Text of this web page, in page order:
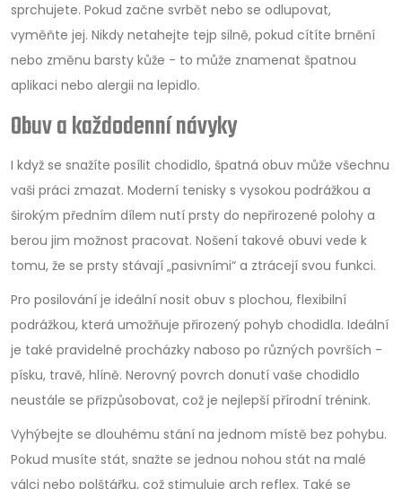
sprchujete. Pokud začne svrbět nebo se odlupovat,
vyměňte jej. Nikdy netahejte tejp silně, pokud cítíte brnění
nebo změnu barsty kůže - to může znamenat špatnou
aplikaci nebo alergii na lepidlo.
Obuv a každodenní návyky
I když se snažíte posílit chodidlo, špatná obuv může všechnu
vaši práci zmazat. Moderní tenisky s vysokou podrážkou a
širokým předním dílem nutí prsty do nepřirozené polohy a
berou jim možnost pracovat. Nošení takové obuvi vede k
tomu, že se prsty stávají „pasivními“ a ztrácejí svou funkci.
Pro posilování je ideální nosit obuv s plochou, flexibilní
podrážkou, která umožňuje přirozený pohyb chodidla. Ideální
je také pravidelné procházky naboso po různých površích -
písku, travě, hlíně. Nerovný povrch donutí vaše chodidlo
neustále se přizpůsobovat, což je nejlepší přírodní trénink.
Vyhýbejte se dlouhému stání na jednom místě bez pohybu.
Pokud musíte stát, snažte se jednou nohou stát na malé
válci nebo polštářku, což stimuluje arch reflex. Také se